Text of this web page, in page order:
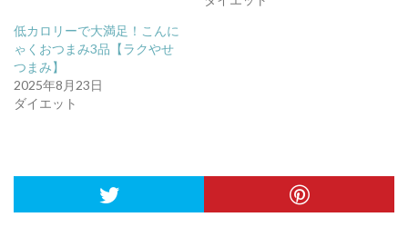
低カロリーで大満足！こんに
ゃくおつまみ3品【ラクやせ
つまみ】
2025年8月23日
ダイエット